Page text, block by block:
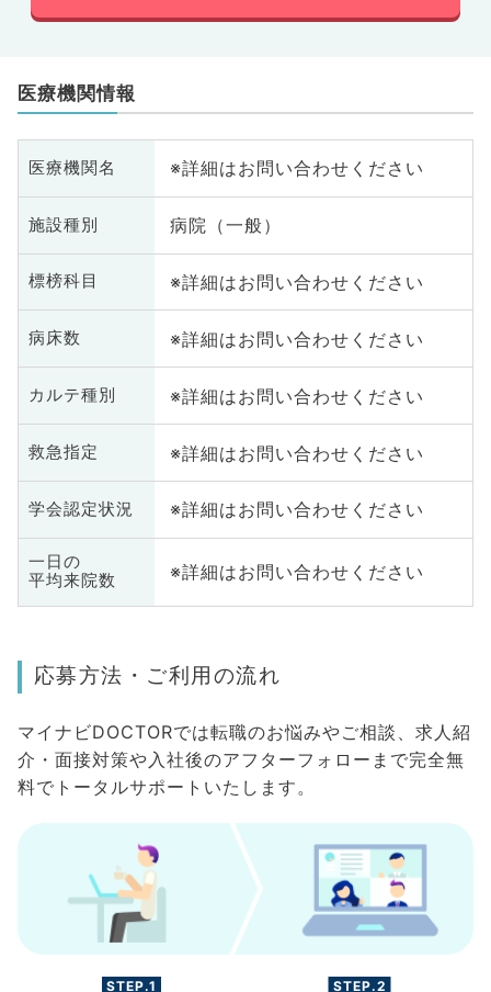
医療機関情報
医療機関名 ※詳細はお問い合わせください
施設種別 病院（一般）
標榜科目 ※詳細はお問い合わせください
病床数 ※詳細はお問い合わせください
カルテ種別 ※詳細はお問い合わせください
救急指定 ※詳細はお問い合わせください
学会認定状況 ※詳細はお問い合わせください
一日の
平均来院数
※詳細はお問い合わせください
応募方法・ご利用の流れ
マイナビDOCTORでは転職のお悩みやご相談、求人紹
介・面接対策や入社後のアフターフォローまで完全無
料でトータルサポートいたします。
STEP.1 STEP.2